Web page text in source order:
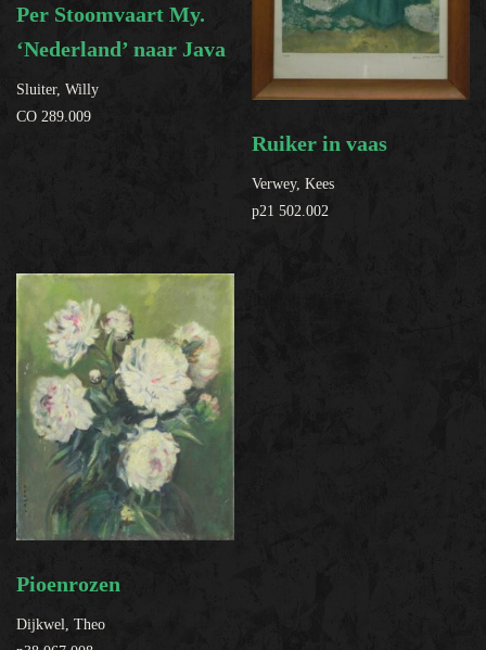
Per Stoomvaart My.
‘Nederland’ naar Java
Sluiter, Willy
CO 289.009
Ruiker in vaas
Verwey, Kees
p21 502.002
Pioenrozen
Dijkwel, Theo